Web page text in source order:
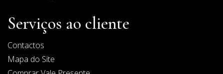
Serviços ao cliente
Contactos
Mapa do Site